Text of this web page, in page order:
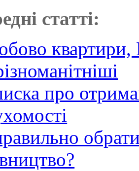
статті:
квартири,
про